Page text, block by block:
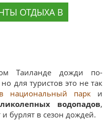
ОТДЫХА В
Таиланде дожди по-
для туристов это не так
национальный парк и
водопадов,
бурлят в сезон дождей.